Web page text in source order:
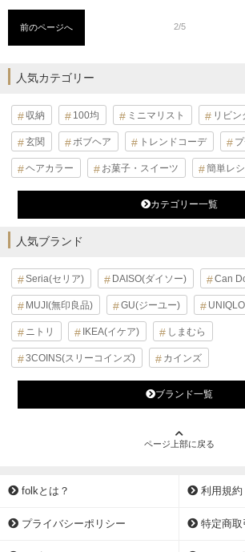
2/5
前のページへ
人気カテゴリー
収納 100均 ミニマリスト リビン
玄関 ボブヘア トレンドコーデ
ヘアカラー お菓子・スイーツ 簡単レ
カテゴリー一覧
人気ブランド
Seria(セリア) DAISO(ダイソー) Can
MUJI(無印良品) GU(ジーユー)
ニトリ IKEA(イケア) しまむら
3COINS(スリーコインズ) カインズ
ブランド一覧
ページ上部に戻る
folkとは？ 利用規約
プライバシーポリシー 特定商取